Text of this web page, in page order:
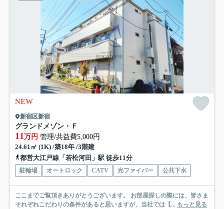
NEW
新宿区新宿
グランドメゾン・Ｆ
11万円 管理/共益費5,000円
24.61㎡ (1K) /築18年 /3階建
都営大江戸線「若松河田」駅 徒歩11分
駐輪場 オートロック CATV 光ファイバー 公共下水
ここまでご覧頂きありがとうございます。 お部屋探しの際には、皆さま
それぞれこだわりの条件があると思いますが、当社では【... もっと見る